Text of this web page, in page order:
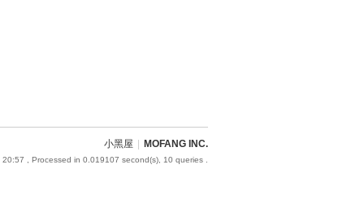
小黑屋 MOFANG INC.
20:57 , Processed in 0.019107 second(s), 10 queries .